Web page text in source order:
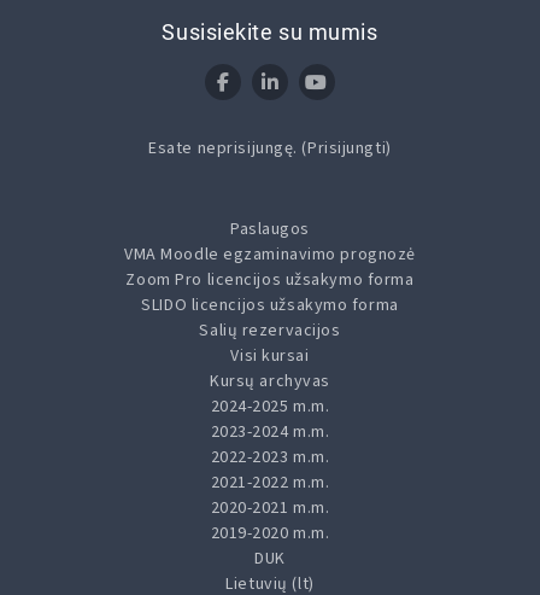
Susisiekite su mumis
Esate neprisijungę. (Prisijungti)
Paslaugos
VMA Moodle egzaminavimo prognozė
Zoom Pro licencijos užsakymo forma
SLIDO licencijos užsakymo forma
Salių rezervacijos
Visi kursai
Kursų archyvas
2024-2025 m.m.
2023-2024 m.m.
2022-2023 m.m.
2021-2022 m.m.
2020-2021 m.m.
2019-2020 m.m.
DUK
Lietuvių ‎(lt)‎